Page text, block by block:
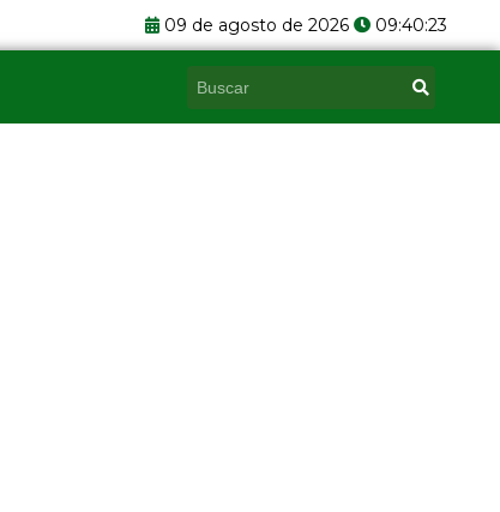
09 de agosto de 2026 09:40:24